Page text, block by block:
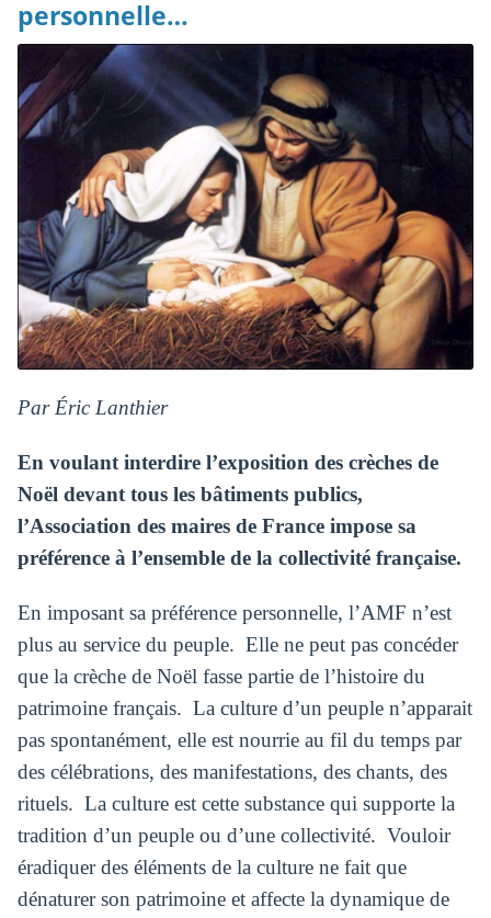
personnelle…
Par Éric Lanthier
En voulant interdire l’exposition des crèches de
Noël devanttous les bâtiments publics,
l’Association des maires de France impose sa
préférence àl’ensemble de la collectivité française.
En imposant sa préférence personnelle, l’AMF n’est
plus au service du peuple. Elle ne peut pas concéder
que la crèche de Noël fasse partie de l’histoire du
patrimoine français. La culture d’un peuple n’apparait
pas spontanément, elle est nourrie au fil du temps par
des célébrations, des manifestations, des chants, des
rituels. La culture est cette substance qui supporte la
tradition d’un peuple ou d’une collectivité. Vouloir
éradiquer des éléments de la culture ne fait que
dénaturer son patrimoine et affecte la dynamique de